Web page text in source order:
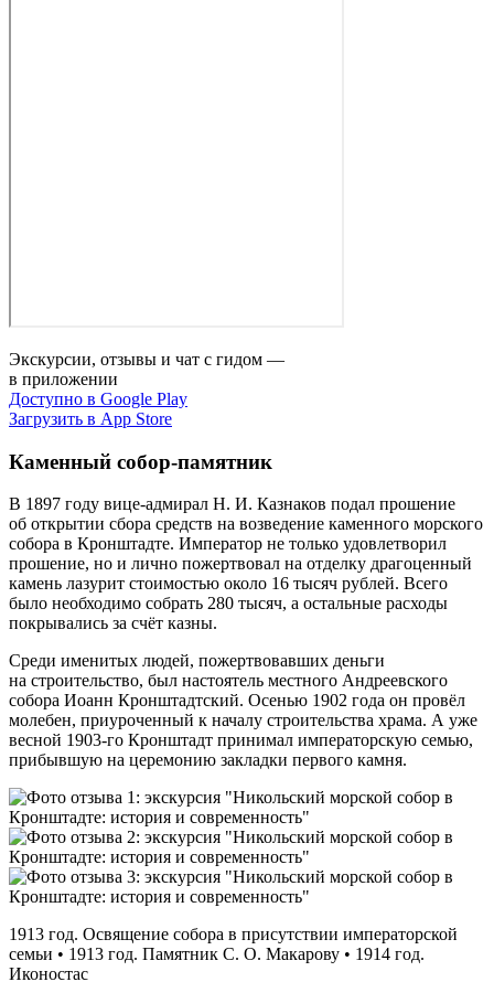
Экскурсии, отзывы и чат с гидом —
в приложении
Доступно в Google Play
Загрузить в App Store
Каменный собор‑памятник
В 1897 году вице‑адмирал Н. И. Казнаков подал прошение
об открытии сбора средств на возведение каменного морского
собора в Кронштадте. Император не только удовлетворил
прошение, но и лично пожертвовал на отделку драгоценный
камень лазурит стоимостью около 16 тысяч рублей. Всего
было необходимо собрать 280 тысяч, а остальные расходы
покрывались за счёт казны.
Среди именитых людей, пожертвовавших деньги
на строительство, был настоятель местного Андреевского
собора Иоанн Кронштадтский. Осенью 1902 года он провёл
молебен, приуроченный к началу строительства храма. А уже
весной 1903‑го Кронштадт принимал императорскую семью,
прибывшую на церемонию закладки первого камня.
1913 год. Освящение собора в присутствии императорской
семьи • 1913 год. Памятник С. О. Макарову • 1914 год.
Иконостас